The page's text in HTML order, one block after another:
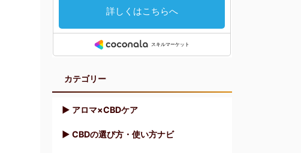
カテゴリー
▶︎ アロマ×CBDケア
▶︎ CBDの選び方・使い方ナビ